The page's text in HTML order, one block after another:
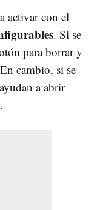
activar con el
. Si se
para borrar y
cambio, si se
a abrir